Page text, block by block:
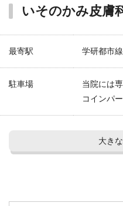
いそのかみ皮膚
最寄駅 学研都市
駐車場
当院には
コインパ
大き